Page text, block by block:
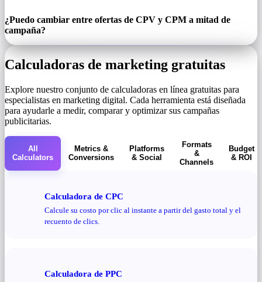
¿Puedo cambiar entre ofertas de CPV y CPM a mitad de
campaña?
Calculadoras de marketing gratuitas
Explore nuestro conjunto de calculadoras en línea gratuitas para
especialistas en marketing digital. Cada herramienta está diseñada
para ayudarle a medir, comparar y optimizar sus campañas
publicitarias.
All
Calculators
Metrics &
Conversions
Platforms
& Social
Formats
&
Channels
Budget
& ROI
Calculadora de CPC
Calcule su costo por clic al instante a partir del gasto total y el
recuento de clics.
Calculadora de PPC